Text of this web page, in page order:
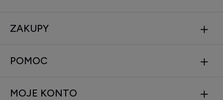
ZAKUPY
POMOC
MOJE KONTO